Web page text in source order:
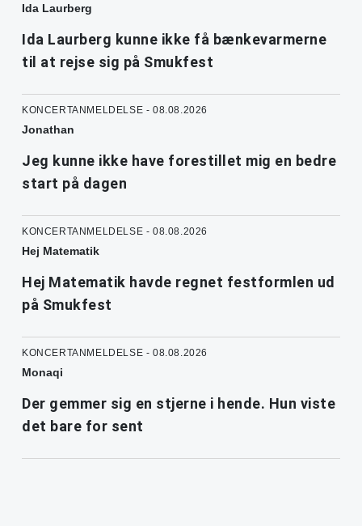
Ida Laurberg
Ida Laurberg kunne ikke få bænkevarmerne
til at rejse sig på Smukfest
KONCERTANMELDELSE - 08.08.2026
Jonathan
Jeg kunne ikke have forestillet mig en bedre
start på dagen
KONCERTANMELDELSE - 08.08.2026
Hej Matematik
Hej Matematik havde regnet festformlen ud
på Smukfest
KONCERTANMELDELSE - 08.08.2026
Monaqi
Der gemmer sig en stjerne i hende. Hun viste
det bare for sent